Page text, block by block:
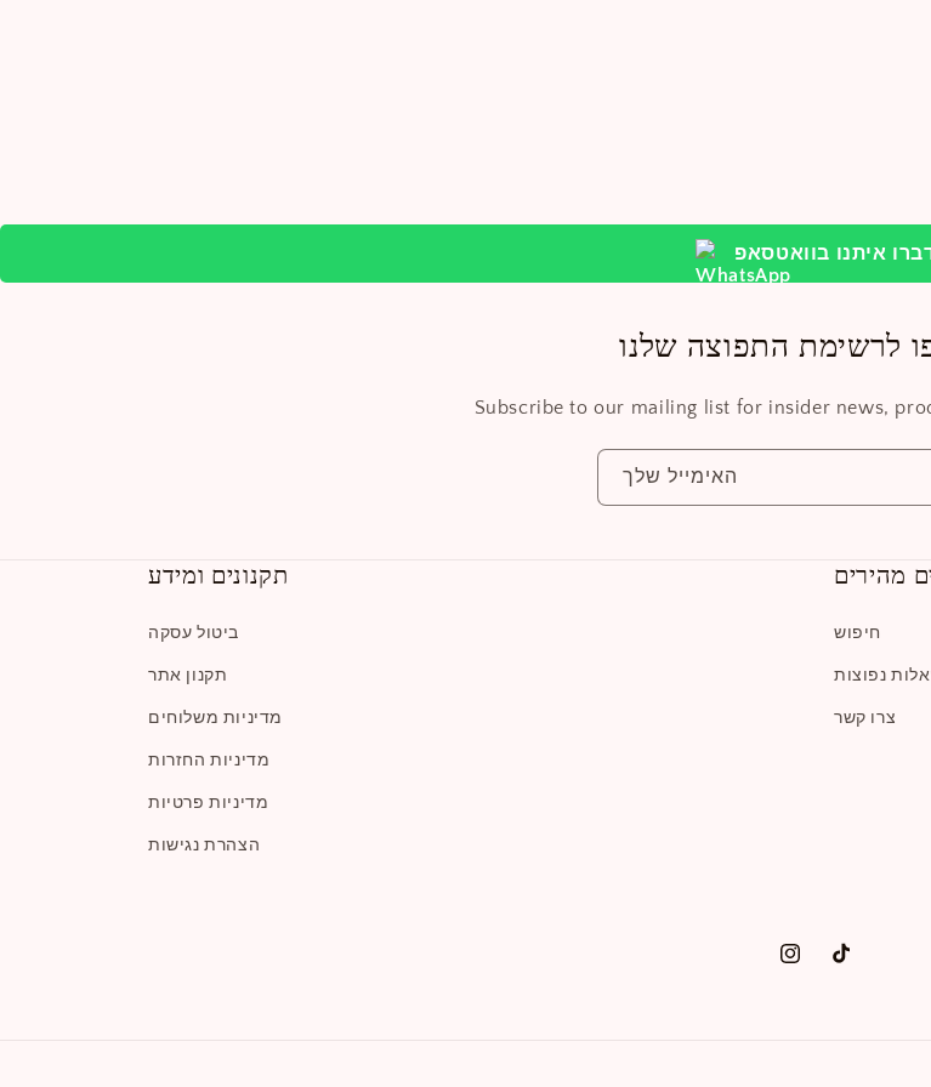
איתנו בוואטסאפ
לרשימת התפוצה שלנו
Subscribe to our mailing list for insider news,
האימייל שלך
תקנונים ומידע
ביטול עסקה
תקנון אתר
מדיניות משלוחים
מדיניות החזרות
מדיניות פרטיות
הצהרת נגישות
מהירים
חיפוש
נפוצות
צרו קשר
אינסטגרם
טיק